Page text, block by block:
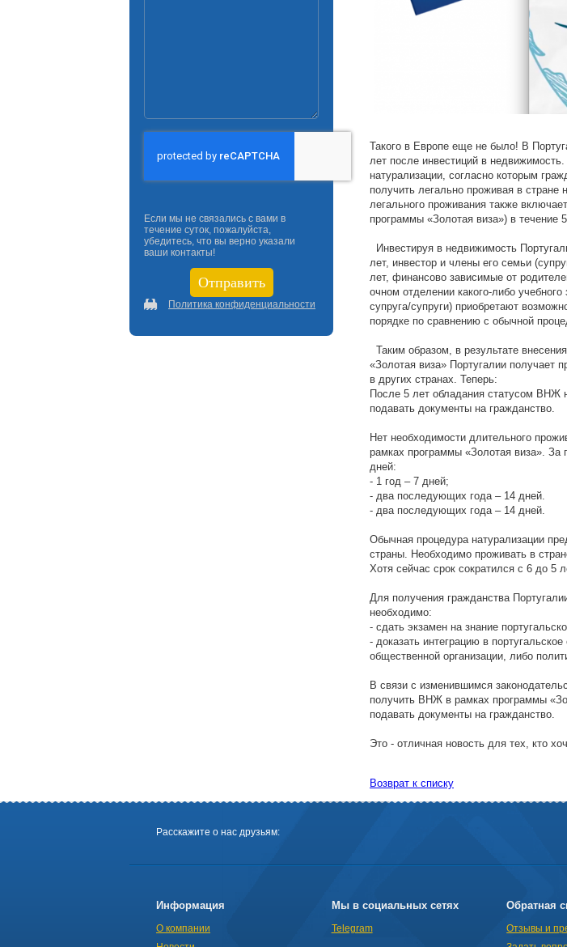
Такого в Европе еще не было! В
лет после инвестиций в
натурализации, согласно которым
получить легально проживая в
легального проживания также
программы «Золотая виза») в течение
Инвестируя в недвижимость
лет, инвестор и члены его семьи
лет, финансово зависимые от
очном отделении какого-либо
супруга/супруги) приобретают
порядке по сравнению с обычной
Таким образом, в результате
«Золотая виза» Португалии получает
в других странах. Теперь:
После 5 лет обладания статусом
подавать документы на гражданство.
Нет необходимости длительного
рамках программы «Золотая виза». За
дней:
- 1 год – 7 дней;
- два последующих года – 14 дней.
- два последующих года – 14 дней.
Обычная процедура натурализации
страны. Необходимо проживать в
Хотя сейчас срок сократился с 6 до 5
Для получения гражданства
необходимо:
- сдать экзамен на знание
- доказать интеграцию в
общественной организации, либо
В связи с изменившимся
получить ВНЖ в рамках программы
подавать документы на гражданство.
Это - отличная новость для тех, кто
Возврат к списку
Если мы не связались с вами в
течение суток, пожалуйста,
убедитесь, что вы верно указали
ваши контакты!
Политика конфиденциальности
Расскажите о нас друзьям:
Информация
О компании
Мы в социальных сетях
Telegram
Обратная
Отзывы и